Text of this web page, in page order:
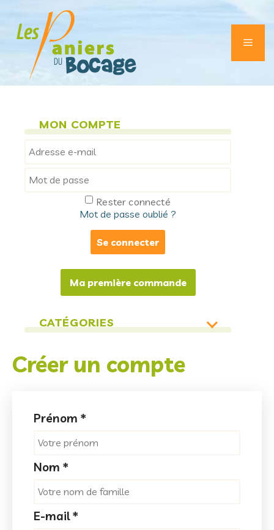
contenu
Créer un compte
Prénom*
Nom*
E-mail*
MON COMPTE
Rester connecté
Mot de passe oublié ?
Ma première commande
CATÉGORIES
boissons